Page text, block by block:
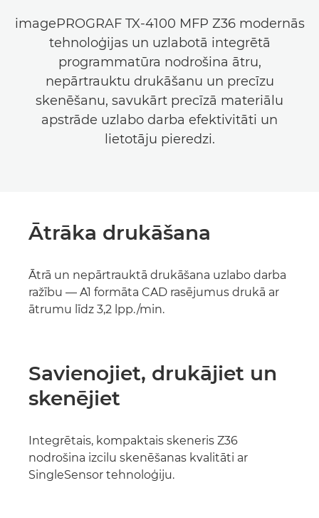
imagePROGRAF TX-4100 MFP Z36 modernās
tehnoloģijas un uzlabotā integrētā
programmatūra nodrošina ātru,
nepārtrauktu drukāšanu un precīzu
skenēšanu, savukārt precīzā materiālu
apstrāde uzlabo darba efektivitāti un
lietotāju pieredzi.
Ātrāka drukāšana
Ātrā un nepārtrauktā drukāšana uzlabo darba
ražību — A1 formāta CAD rasējumus drukā ar
ātrumu līdz 3,2 lpp./min.
Savienojiet, drukājiet un
skenējiet
Integrētais, kompaktais skeneris Z36
nodrošina izcilu skenēšanas kvalitāti ar
SingleSensor tehnoloģiju.